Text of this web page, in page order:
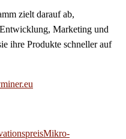
zielt darauf ab,
Marketing und
ihre Produkte schneller auf
Mikro-